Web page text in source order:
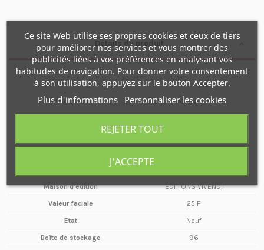
Détails du produit
Nombre de pages 82 pages
Type de média Magazine
Maison d'édition ÉDITIONS VIVENDI
Valeur faciale 25 F
Etat Neuf
Boîte de stockage 96
Ce site Web utilise ses propres cookies et ceux de tiers
pour améliorer nos services et vous montrer des
publicités liées à vos préférences en analysant vos
habitudes de navigation. Pour donner votre consentement
à son utilisation, appuyez sur le bouton Accepter.
Plus d'informations Personnaliser les cookies
REJETER TOUT
J'ACCEPTE